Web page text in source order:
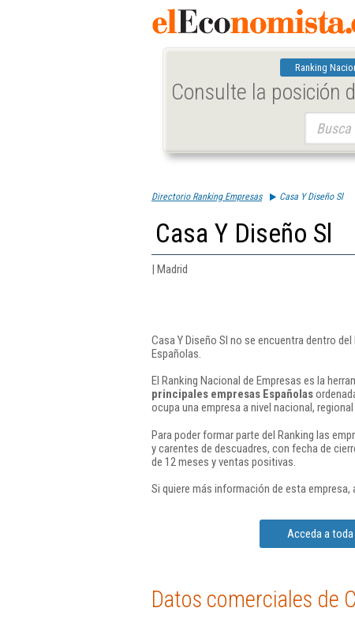
Ranking
Consulte la posición
Directorio Ranking Empresas Casa Y Diseño Sl
Casa Y Diseño Sl
| Madrid
Casa Y Diseño Sl no se encuentra dentro
Españolas.
El Ranking Nacional de Empresas es la
principales empresas Españolas
ocupa una empresa a nivel nacional,
Para poder formar parte del Ranking las
y carentes de descuadres, con fecha de
de 12 meses y ventas positivas.
Si quiere más información de esta
Acceda a
Datos comerciales de